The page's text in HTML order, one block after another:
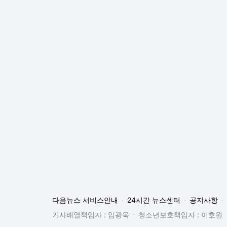
다음뉴스 서비스안내 24시간 뉴스센터 공지사항
기사배열책임자 : 임광욱
청소년보호책임자 : 이호원